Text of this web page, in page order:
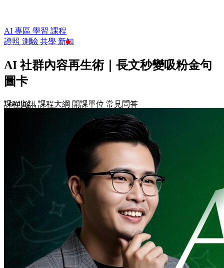
AI 專區 學習 課程
證照 測驗 共學 新知
AI 社群內容再生術｜長文秒變吸粉金句
圖卡
課程資訊 課程大綱 開課單位 常見問答
Loading...